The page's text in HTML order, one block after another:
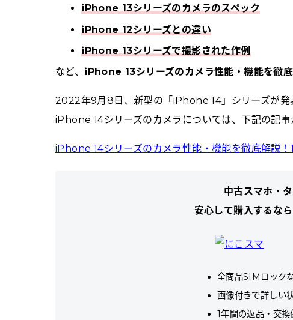
iPhone 13シリーズのカメラのスペック
iPhone 12シリーズとの違い
iPhone 13シリーズで撮影された作例
など、 iPhone 13シリーズのカメラ性能・機能を徹
2022年9月8日、新型の「iPhone 14」シリーズが発
iPhone 14シリーズのカメラについては、下記の記事
iPhone 14シリーズのカメラ性能・機能を徹底解説！
中古スマホ・
安心して購入するな
全商品SIMロック
画像付きで詳しい
1年間の返品・交換